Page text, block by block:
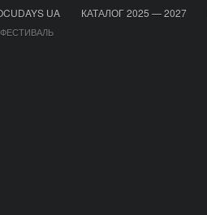
UA КАТАЛОГ 2025 — 2027